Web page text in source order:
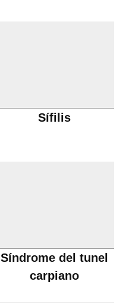
Sífilis
Síndrome del tunel
carpiano